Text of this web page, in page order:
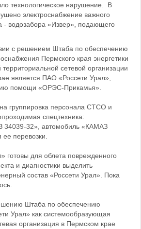
технологическое нарушение. В
электроснабжение важного
- водозабора «Извер», подающего
с решением Штаба по обеспечению
Пермского края энергетики
сетевой организации
является ПАО «Россети Урал»,
помощи «ОРЭС-Прикамья».
группировка персонала СТСО и
спецтехника:
34039-32», автомобиль «КАМАЗ
перевозки.
готовы для облета поврежденного
и диагностики выделить
состав «Россети Урал». Пока
Штаба по обеспечению
Урал» как системообразующая
организация в Пермском крае